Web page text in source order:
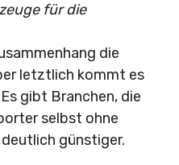
für die
die
letztlich kommt es
gibt Branchen, die
selbst ohne
günstiger.